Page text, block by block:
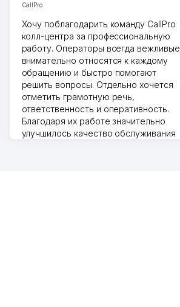
CallPro
Хочу поблагодарить команду CallPro
колл-центра за профессиональную
работу. Операторы всегда
внимательно относятся к каждому
обращению и быстро помогают
решить вопросы. Отдельно хочется
отметить грамотную речь,
ответственность и оперативность.
Благодаря их работе значительно
улучшилось качество обслуживания